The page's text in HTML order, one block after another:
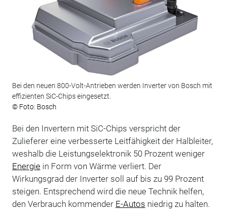
Bei den neuen 800-Volt-Antrieben werden Inverter von Bosch mit
effizienten SiC-Chips eingesetzt.
© Foto: Bosch
Bei den Invertern mit SiC-Chips verspricht der
Zulieferer eine verbesserte Leitfähigkeit der Halbleiter,
weshalb die Leistungselektronik 50 Prozent weniger
Energiein Form von Wärme verliert. Der
Wirkungsgrad der Inverter soll auf bis zu 99 Prozent
steigen. Entsprechend wird die neue Technik helfen,
den Verbrauch kommender E-Autos niedrig zu halten.